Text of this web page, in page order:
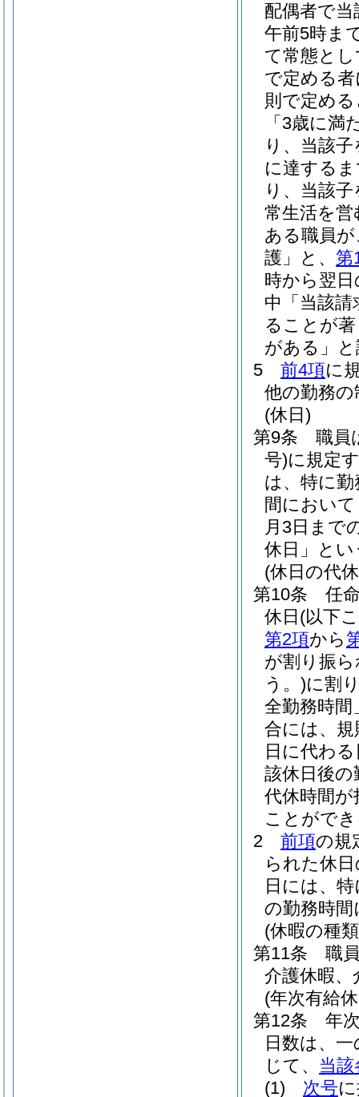
配偶者で
午前5時ま
て常態と
で定める
則で定め
「3歳に
り、当該
に達する
り、当該
常生活を
ある職員
護」と、 第
時から翌
中「当該
ることが
がある」
5
前4項に
他の勤務
(休日)
第9条
職員
号)に規定
は、特に
間におい
月3日まで
休日」とい
(休日の代
第10条
任
休日 (以下
第2項から
が割り振
う。)に割
全勤務時
合には、
日に代わる
該休日後の
代休時間
ことがで
2
前項の規
られた休
日には、
の勤務時
(休暇の種
第11条
職
介護休暇、
(年次有給
第12条
年
日数は、
じて、 当
(1)
次号